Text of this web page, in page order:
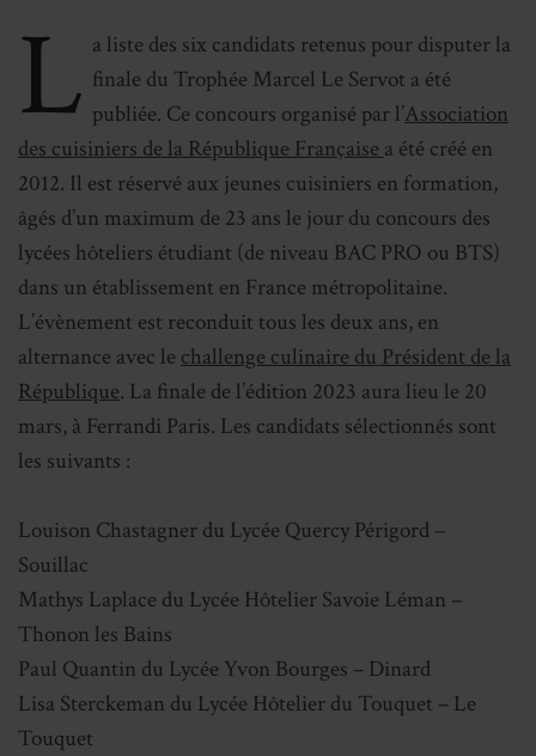
L a liste des six candidats retenus pour disputer la
finale du Trophée Marcel Le Servot a été
publiée. Ce concours organisé par l’Association
des cuisiniers de la République Françaisea été créé en
2012. Il est réservé aux jeunes cuisiniers en formation,
âgés d’un maximum de 23 ans le jour du concours des
lycées hôteliers étudiant (de niveau BAC PRO ou BTS)
dans un établissement en France métropolitaine.
L’évènement est reconduit tous les deux ans, en
alternance avec le challenge culinaire du Président de la
République. La finale de l’édition 2023 aura lieu le 20
mars, à Ferrandi Paris. Les candidats sélectionnés sont
les suivants :
Louison Chastagner du Lycée Quercy Périgord –
Souillac
Mathys Laplace du Lycée Hôtelier Savoie Léman –
Thonon les Bains
Paul Quantin du Lycée Yvon Bourges – Dinard
Lisa Sterckeman du Lycée Hôtelier du Touquet – Le
Touquet